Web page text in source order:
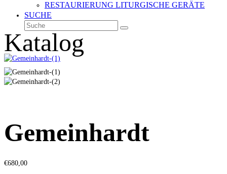
RESTAURIERUNG LITURGISCHE GERÄTE
SUCHE
Suche
Senden
Katalog
Gemeinhardt
€680,00